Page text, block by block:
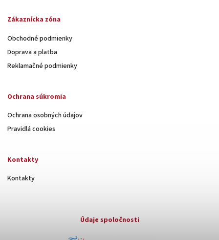
Zákaznícka zóna
Obchodné podmienky
Doprava a platba
Reklamačné podmienky
Ochrana súkromia
Ochrana osobných údajov
Pravidlá cookies
Kontakty
Kontakty
Údaje spoločnosti